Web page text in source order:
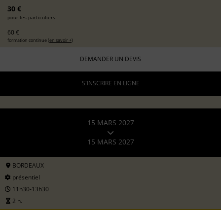
30 €
pour les particuliers
60 €
formation continue (en savoir +)
DEMANDER UN DEVIS
S'INSCRIRE EN LIGNE
15 MARS 2027
15 MARS 2027
BORDEAUX
présentiel
11h30-13h30
2 h.